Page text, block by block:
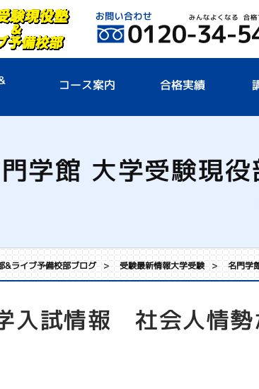
コース案内 合格実績
学館 大学受験現
&ライブ予備校部ブログ 受験最新情報大学受験 名門学
入試情報 社会人情勢